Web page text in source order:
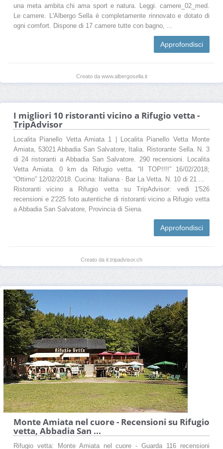
una meta ambita chi ama sport e natura. Leggi. camere_02_med.
Le camere. L'Albergo Sella è completamente rinnovato e dotato di
ogni comfort. Dispone di 17 camere tutte con bagno, ...
Approfondisci
Creato da www.albergosella.it
I migliori 10 ristoranti vicino a Rifugio vetta -
TripAdvisor
Localita Pianello Vetta Amiata 1 | Localita Pianello Vetta Monte
Amiata, 53021 Abbadia San Salvatore, Italia. Ristorante Sella. N. 3
di 24 ristoranti a Abbadia San Salvatore. 290 recensioni. Localita
Vetta Amiata. 0 km da Rifugio vetta. “Il TOP!!!!” 16/02/2018;
“Ottimo” 12/02/2018. Cucina: Italiana · Bar La Vetta. N. 10 di 21 ...
Ristoranti vicino a Rifugio vetta su TripAdvisor: vedi 1'526
recensioni e 2'225 foto autentiche di ristoranti vicino a Rifugio vetta
a Abbadia San Salvatore, Provincia di Siena.
Approfondisci
Creato da it.tripadvisor.ch
Monte Amiata nel cuore - Recensioni su Rifugio
vetta, Abbadia San ...
Rifugio vetta: Monte Amiata nel cuore - Guarda 116 recensioni